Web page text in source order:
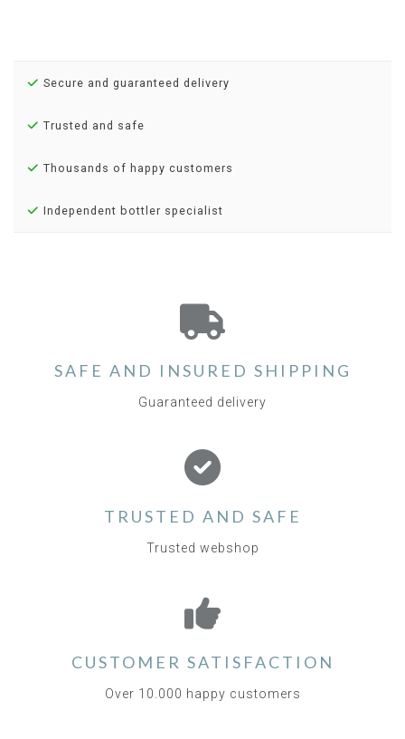
Secure and guaranteed delivery
Trusted and safe
Thousands of happy customers
Independent bottler specialist
SAFE AND INSURED SHIPPING
Guaranteed delivery
TRUSTED AND SAFE
Trusted webshop
CUSTOMER SATISFACTION
Over 10.000 happy customers